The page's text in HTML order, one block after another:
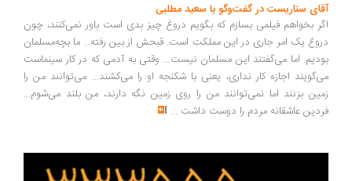
آقای سناریست در گفت‌وگو با سعید مطلبی
اگر بخواهم فیلمی بسازم که بگویم دروغ چیز بدی است باور نمی‌کنند، چون
دروغ یک امر جاری در این مملکت است. قبحش از بین رفته... ما بچه‌مسلمان
بودیم. اما می‌گفتند این مسلمان نیست... وقتی به آدمی که در کار سینماست
می‌گویند اجازه کار نداری، یعنی با شکنجه او را می‌کشند... می‌توانند من را
زمین بزنند اما نمی‌توانند من را روی زمین نگه دارند، من بلند می‌شوم...
فردین عاشقانه مردم را دوست داشت ...